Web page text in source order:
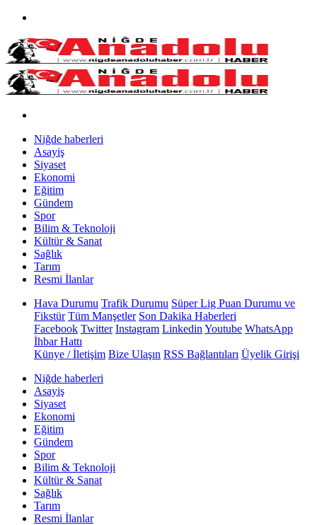
Niğde haberleri
Asayiş
Siyaset
Ekonomi
Eğitim
Gündem
Spor
Bilim & Teknoloji
Kültür & Sanat
Sağlık
Tarım
Resmi İlanlar
Hava Durumu Trafik Durumu Süper Lig Puan Durumu ve
Fikstür Tüm Manşetler Son Dakika Haberleri
Facebook Twitter Instagram Linkedin Youtube WhatsApp
İhbar Hattı
Künye / İletişim Bize Ulaşın RSS Bağlantıları Üyelik Girişi
Niğde haberleri
Asayiş
Siyaset
Ekonomi
Eğitim
Gündem
Spor
Bilim & Teknoloji
Kültür & Sanat
Sağlık
Tarım
Resmi İlanlar